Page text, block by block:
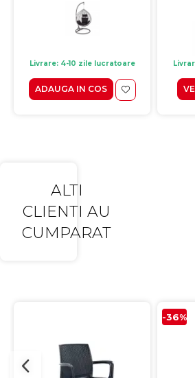
Livrare: 4-10 zile lucratoare
ADAUGA IN COS
ALTI
CLIENTI AU
CUMPARAT
-36%